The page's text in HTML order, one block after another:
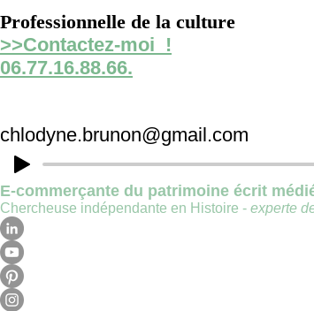
Professionnelle de la culture
>>Contactez-moi !
06.77.16.88.66.
chlodyne.brunon@gmail.com
E-commerçante du patrimoine écrit
Chercheuse indépendante en Histoire - experte